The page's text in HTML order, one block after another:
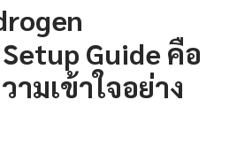
Guide คือ
ามเข้าใจอย่าง